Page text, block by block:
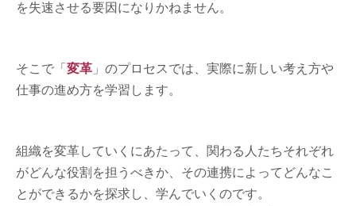
を失速させる要因になりかねません。
そこで「 変革 」のプロセスでは、実際に新しい考え方や
仕事の進め方を学習します。
組織を変革していくにあたって、関わる人たちそれぞれ
がどんな役割を担うべきか、その連携によってどんなこ
とができるかを探求し、学んでいくのです。